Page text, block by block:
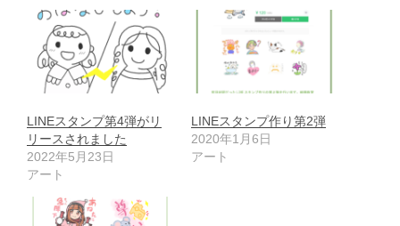
LINEスタンプ第4弾がリ
リースされました
2022年5月23日
アート
LINEスタンプ作り第2弾
2020年1月6日
アート